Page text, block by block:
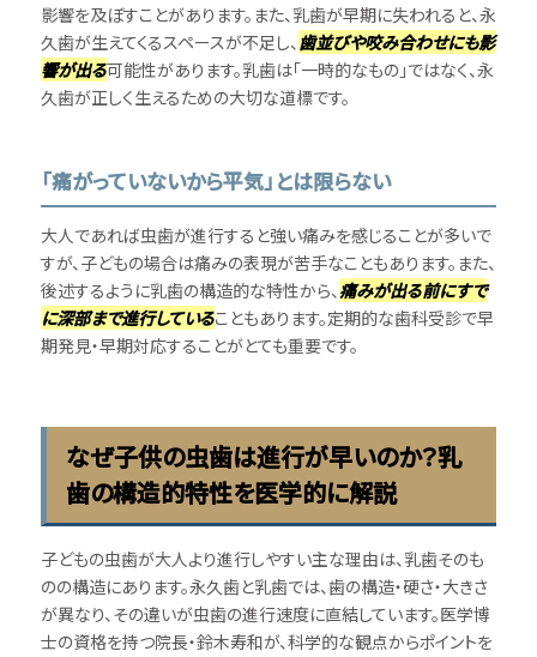
影響を及ぼすことがあります。また、乳歯が早期に失われると、永
久歯が生えてくるスペースが不足し、 歯並びや咬み合わせにも影
響が出る可能性があります。乳歯は「一時的なもの」ではなく、永
久歯が正しく生えるための大切な道標です。
「痛がっていないから平気」とは限らない
大人であれば虫歯が進行すると強い痛みを感じることが多いで
すが、子どもの場合は痛みの表現が苦手なこともあります。また、
後述するように乳歯の構造的な特性から、 痛みが出る前にすで
に深部まで進行していることもあります。定期的な歯科受診で早
期発見・早期対応することがとても重要です。
なぜ子供の虫歯は進行が早いのか？乳
歯の構造的特性を医学的に解説
子どもの虫歯が大人より進行しやすい主な理由は、乳歯そのも
のの構造にあります。永久歯と乳歯では、歯の構造・硬さ・大きさ
が異なり、その違いが虫歯の進行速度に直結しています。医学博
士の資格を持つ院長・鈴木寿和が、科学的な観点からポイントを